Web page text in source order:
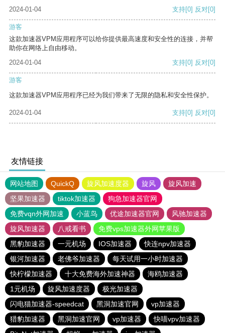
2024-01-04
支持[0] 反对[0]
游客
这款加速器VPM应用程序可以给你提供最高速度和安全性的连接，并帮
助你在网络上自由移动。
2024-01-04
支持[0] 反对[0]
游客
这款加速器VPM应用程序已经为我们带来了无限的隐私和安全性保护。
2024-01-04 支持[0] 反对[0]
友情链接
网站地图 QuickQ 旋风加速度器 旋风
旋风加速
坚果加速器
tiktok加速器
狗急加速器官网
免费vqn外网加速
小蓝鸟 优途加速器官网
风驰加速器
旋风加速器
八戒看书
免费vps加速器外网苹果版
黑豹加速器
一元机场 IOS加速器
快连npv加速器
银河加速器
老佛爷加速器
每天试用一小时加速器
快柠檬加速器
十大免费海外加速神器
海鸥加速器
1元机场
旋风加速度器
极光加速器
闪电猫加速器-speedcat
黑洞加速官网
vp加速器
猎豹加速器
黑洞加速官网 vp加速器
快喵vpv加速器